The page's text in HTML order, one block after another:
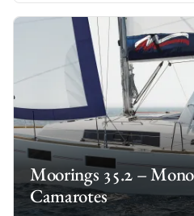
Moorings 35.2 –
Camarotes